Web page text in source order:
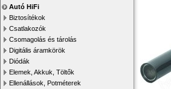
Autó HiFi
Biztosítékok
Csatlakozók
Csomagolás és tárolás
Digitális áramkörök
Diódák
Elemek, Akkuk, Töltők
Ellenállások, Potméterek